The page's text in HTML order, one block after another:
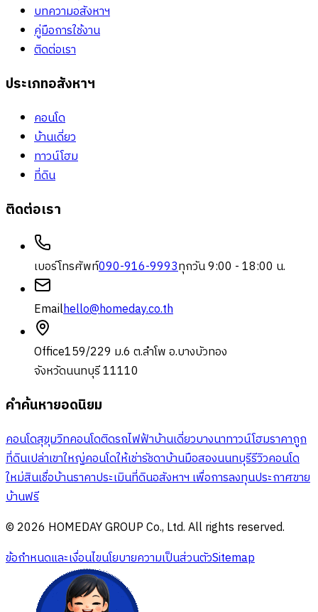
บทความอสังหาฯ
คู่มือการใช้งาน
ติดต่อเรา
ประเภทอสังหาฯ
คอนโด
บ้านเดี่ยว
ทาวน์โฮม
ที่ดิน
ติดต่อเรา
เบอร์โทรศัพท์090-916-9993ทุกวัน 9:00 - 18:00 น.
Emailhello@homeday.co.th
Office159/229 ม.6 ต.ลำโพ อ.บางบัวทอง
จังหวัดนนทบุรี 11110
คำค้นหายอดนิยม
คอนโดสุขุมวิทคอนโดติดรถไฟฟ้าบ้านเดี่ยวบางนาทาวน์โฮมราคาถูก
ที่ดินเปล่าเขาใหญ่คอนโดให้เช่ารัชดาบ้านมือสองนนทบุรีรีวิวคอนโด
ใหม่สินเชื่อบ้านราคาประเมินที่ดินอสังหาฯ เพื่อการลงทุนประกาศขาย
บ้านฟรี
© 2026 HOMEDAY GROUP Co., Ltd. All rights reserved.
ข้อกำหนดและเงื่อนไขนโยบายความเป็นส่วนตัวSitemap